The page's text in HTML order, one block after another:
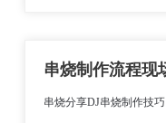
串烧制作流程现
串烧分享DJ串烧制作技